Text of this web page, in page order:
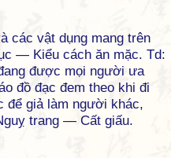
các vật dụng mang trên
— Kiểu cách ăn mặc. Td:
được mọi người ưa
đồ đạc đem theo khi đi
để giả làm người khác,
trang — Cất giấu.